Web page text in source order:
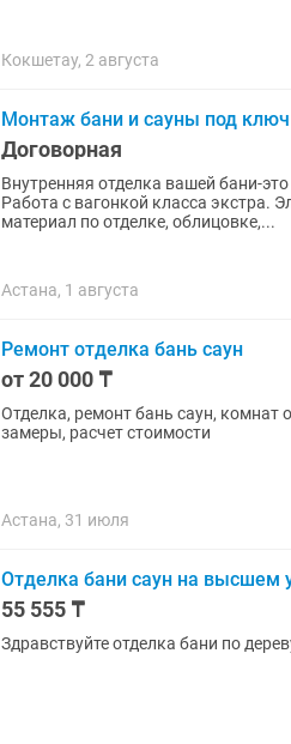
Кокшетау, 2 августа
Монтаж бани и сауны под ключ
Договорная
Внутренняя отделка вашей бани-
Работа с вагонкой класса экстра.
материал по отделке, облицовке,...
Астана, 1 августа
Ремонт отделка бань саун
от 20 000 ₸
Отделка, ремонт бань саун,
замеры, расчет стоимости
Астана, 31 июля
Отделка бани саун на высшем
55 555 ₸
Здравствуйте отделка бани по